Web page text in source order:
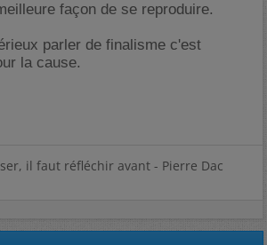
façon de se reproduire.
parler de finalisme c'est
la cause.
il faut réfléchir avant - Pierre Dac